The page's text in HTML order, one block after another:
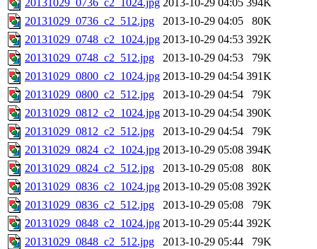
20131029_0736_c2_1024.jpg 2013-10-29 04:05 394K
20131029_0736_c2_512.jpg
2013-10-29 04:05
80K
20131029_0748_c2_1024.jpg 2013-10-29 04:53 392K
20131029_0748_c2_512.jpg
2013-10-29 04:53
79K
20131029_0800_c2_1024.jpg 2013-10-29 04:54 391K
20131029_0800_c2_512.jpg
2013-10-29 04:54
79K
20131029_0812_c2_1024.jpg 2013-10-29 04:54 390K
20131029_0812_c2_512.jpg
2013-10-29 04:54
79K
20131029_0824_c2_1024.jpg 2013-10-29 05:08 394K
20131029_0824_c2_512.jpg
2013-10-29 05:08
80K
20131029_0836_c2_1024.jpg 2013-10-29 05:08 392K
20131029_0836_c2_512.jpg
2013-10-29 05:08
79K
20131029_0848_c2_1024.jpg 2013-10-29 05:44 392K
20131029_0848_c2_512.jpg
2013-10-29 05:44
79K